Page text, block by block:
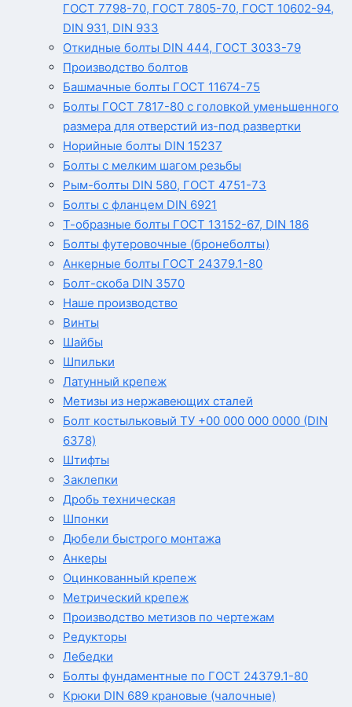
ГОСТ 7798-70, ГОСТ 7805-70, ГОСТ 10602-94,
DIN 931, DIN 933
Откидные болты DIN 444, ГОСТ 3033-79
Производство болтов
Башмачные болты ГОСТ 11674-75
Болты ГОСТ 7817-80 с головкой уменьшенного
размера для отверстий из-под развертки
Норийные болты DIN 15237
Болты с мелким шагом резьбы
Рым-болты DIN 580, ГОСТ 4751-73
Болты с фланцем DIN 6921
Т-образные болты ГОСТ 13152-67, DIN 186
Болты футеровочные (бронеболты)
Анкерные болты ГОСТ 24379.1-80
Болт-скоба DIN 3570
Наше производство
Винты
Шайбы
Шпильки
Латунный крепеж
Метизы из нержавеющих сталей
Болт костыльковый ТУ +00 000 000 0000 (DIN
6378)
Штифты
Заклепки
Дробь техническая
Шпонки
Дюбели быстрого монтажа
Анкеры
Оцинкованный крепеж
Метрический крепеж
Производство метизов по чертежам
Редукторы
Лебедки
Болты фундаментные по ГОСТ 24379.1-80
Крюки DIN 689 крановые (чалочные)